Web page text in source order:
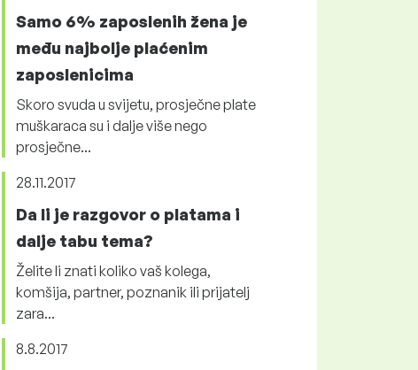
Samo 6% zaposlenih žena je
među najbolje plaćenim
zaposlenicima
Skoro svuda u svijetu, prosječne plate
muškaraca su i dalje više nego
prosječne...
28.11.2017
Da li je razgovor o platama i
dalje tabu tema?
Želite li znati koliko vaš kolega,
komšija, partner, poznanik ili prijatelj
zara...
8.8.2017